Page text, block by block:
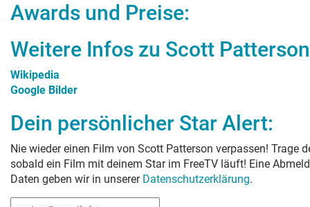
Awards und Preise:
Weitere Infos zu Scott Patterson
Wikipedia
Google Bilder
Dein persönlicher Star Alert:
Nie wieder einen Film von Scott Patterson verpassen! Trage
sobald ein Film mit deinem Star im FreeTV läuft! Eine
Daten geben wir in unserer Datenschutzerklärung.